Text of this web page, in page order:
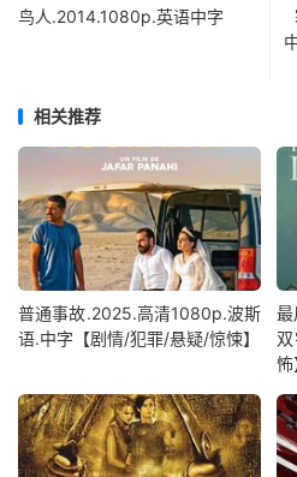
鸟人.2014.1080p.英语中字
相关推荐
普通事故.2025.高清1080p.波斯
语.中字【剧情/犯罪/悬疑/惊悚】
怖